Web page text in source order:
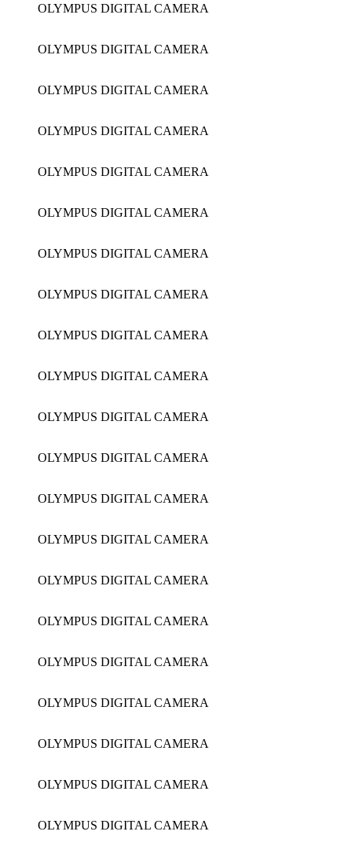
OLYMPUS DIGITAL CAMERA
OLYMPUS DIGITAL CAMERA
OLYMPUS DIGITAL CAMERA
OLYMPUS DIGITAL CAMERA
OLYMPUS DIGITAL CAMERA
OLYMPUS DIGITAL CAMERA
OLYMPUS DIGITAL CAMERA
OLYMPUS DIGITAL CAMERA
OLYMPUS DIGITAL CAMERA
OLYMPUS DIGITAL CAMERA
OLYMPUS DIGITAL CAMERA
OLYMPUS DIGITAL CAMERA
OLYMPUS DIGITAL CAMERA
OLYMPUS DIGITAL CAMERA
OLYMPUS DIGITAL CAMERA
OLYMPUS DIGITAL CAMERA
OLYMPUS DIGITAL CAMERA
OLYMPUS DIGITAL CAMERA
OLYMPUS DIGITAL CAMERA
OLYMPUS DIGITAL CAMERA
OLYMPUS DIGITAL CAMERA